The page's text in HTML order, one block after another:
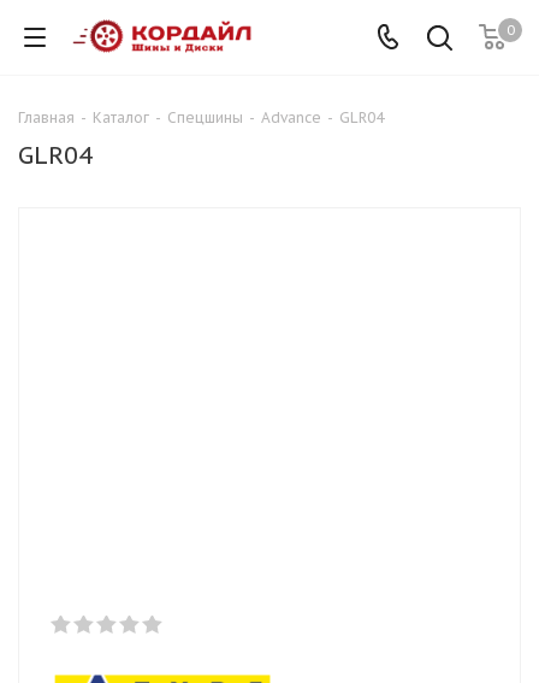
0
Главная - Каталог - Спецшины - Advance - GLR04
GLR04